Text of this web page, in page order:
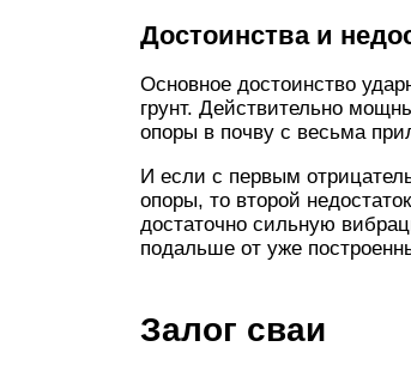
Достоинства и
Основное достоинство
грунт. Действительно
опоры в почву с весьма
И если с первым
опоры, то второй
достаточно сильную
подальше от уже
Залог сваи